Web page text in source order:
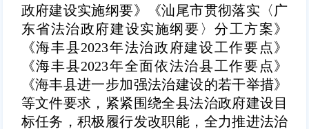
政府建设实施纲要》《汕尾市贯彻落实〈广
东省法治政府建设实施纲要〉分工方案》
《海丰县2023年法治政府建设工作要点》
《海丰县2023年全面依法治县工作要点》
《海丰县进一步加强法治建设的若干举措》
等文件要求，紧紧围绕全县法治政府建设目
标任务，积极履行发改职能，全力推进法治